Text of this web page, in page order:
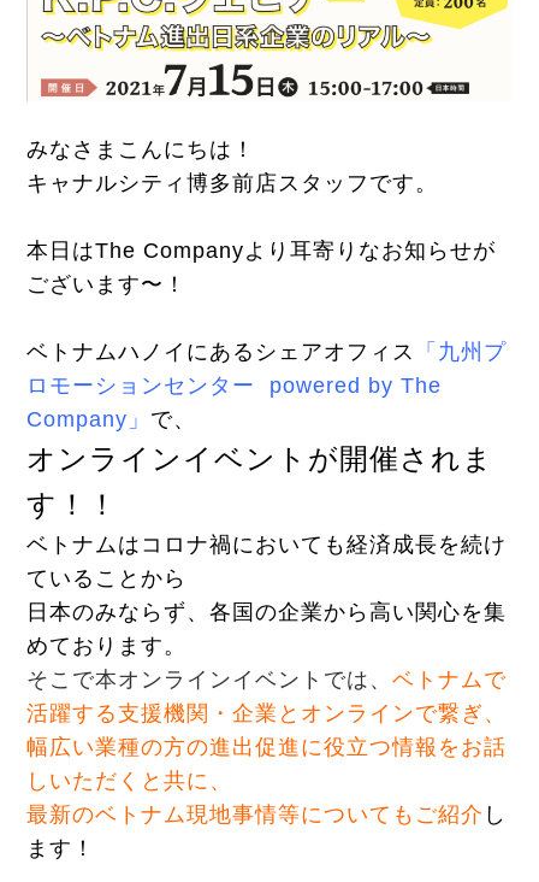
みなさまこんにちは！
キャナルシティ博多前店スタッフです。
本日はThe Companyより耳寄りなお知らせが
ございます〜！
ベトナムハノイにあるシェアオフィス
「九州プ
ロモーションセンター powered by The
Company」 で、
オンラインイベントが開催されま
す！！
ベトナムはコロナ禍においても経済成長を続け
ていることから
日本のみならず、各国の企業から高い関心を集
めております。
そこで本オンラインイベントでは、ベトナムで
活躍する支援機関・企業とオンラインで繋ぎ、
幅広い業種の方の進出促進に役立つ情報をお話
しいただくと共に、
最新のベトナム現地事情等についてもご紹介 し
ます！